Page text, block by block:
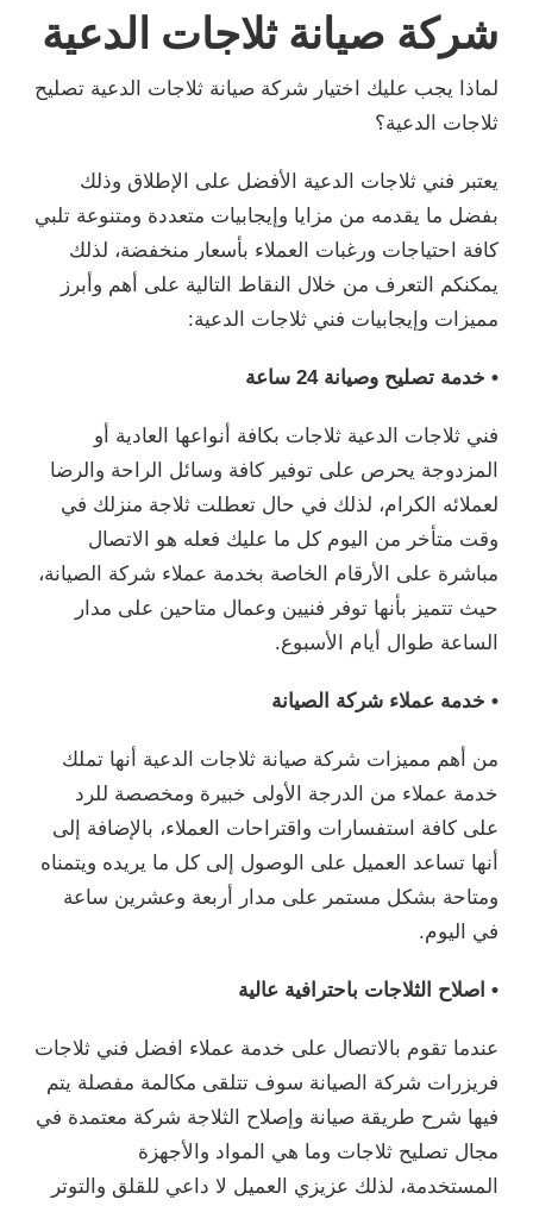
شركة صيانة ثلاجات الدعية
لماذا يجب عليك اختيار شركة صيانة ثلاجات الدعية تصليح
ثلاجات الدعية؟
يعتبر فني ثلاجات الدعية الأفضل على الإطلاق وذلك
بفضل ما يقدمه من مزايا وإيجابيات متعددة ومتنوعة تلبي
كافة احتياجات ورغبات العملاء بأسعار منخفضة، لذلك
يمكنكم التعرف من خلال النقاط التالية على أهم وأبرز
مميزات وإيجابيات فني ثلاجات الدعية:
• خدمة تصليح وصيانة 24 ساعة
فني ثلاجات الدعية ثلاجات بكافة أنواعها العادية أو
المزدوجة يحرص على توفير كافة وسائل الراحة والرضا
لعملائه الكرام، لذلك في حال تعطلت ثلاجة منزلك في
وقت متأخر من اليوم كل ما عليك فعله هو الاتصال
مباشرة على الأرقام الخاصة بخدمة عملاء شركة الصيانة،
حيث تتميز بأنها توفر فنيين وعمال متاحين على مدار
الساعة طوال أيام الأسبوع.
• خدمة عملاء شركة الصيانة
من أهم مميزات شركة صيانة ثلاجات الدعية أنها تملك
خدمة عملاء من الدرجة الأولى خبيرة ومخصصة للرد
على كافة استفسارات واقتراحات العملاء، بالإضافة إلى
أنها تساعد العميل على الوصول إلى كل ما يريده ويتمناه
ومتاحة بشكل مستمر على مدار أربعة وعشرين ساعة
في اليوم.
• اصلاح الثلاجات باحترافية عالية
عندما تقوم بالاتصال على خدمة عملاء افضل فني ثلاجات
فريزرات شركة الصيانة سوف تتلقى مكالمة مفصلة يتم
فيها شرح طريقة صيانة وإصلاح الثلاجة شركة معتمدة في
مجال تصليح ثلاجات وما هي المواد والأجهزة
المستخدمة، لذلك عزيزي العميل لا داعي للقلق والتوتر